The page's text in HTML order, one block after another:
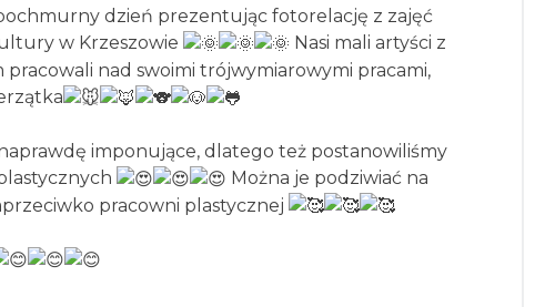
dzień prezentując fotorelację z zajęć
w Krzeszowie
Nasi mali artyści z
nad swoimi trójwymiarowymi pracami,
imponujące, dlatego też postanowiliśmy
Można je podziwiać na
pracowni plastycznej